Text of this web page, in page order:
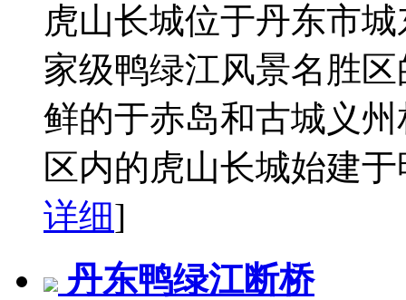
虎山长城位于丹东市
家级鸭绿江风景名胜
鲜的于赤岛和古城义
区内的虎山长城始建
详细]
丹东鸭绿江断桥